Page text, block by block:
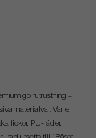
golfutrustning –
materialval. Varje
fickor, PU-läder,